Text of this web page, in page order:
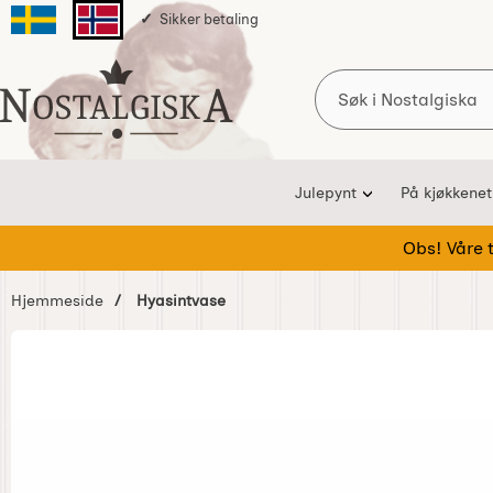
Svenska sidanNorska sidan
Sikker betaling
Startsiden for Nostalgiska
Søk
Julepynt På kjøkkenet
Obs! Våre
Hjemmeside Hyasintvase